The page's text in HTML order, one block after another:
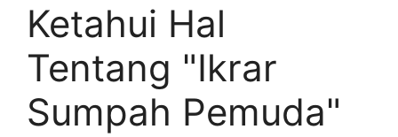
Ketahui Hal
Tentang "Ikrar
Sumpah Pemuda"